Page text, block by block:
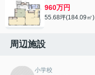
960万円
55.68坪(184.09㎡)
周辺施設
小学校